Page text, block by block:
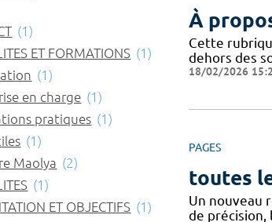
À
Cette
dehors des
18/02/2026
PAGES
toutes
Un nouveau
de
(1)
ET FORMATIONS (1)
(1)
en charge (1)
pratiques (1)
(1)
Maolya (2)
(1)
ET OBJECTIFS (1)